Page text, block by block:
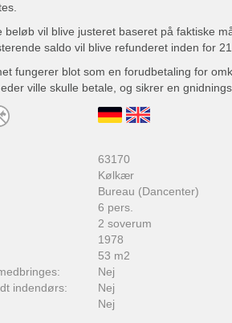
beløb vil blive justeret baseret på faktiske
saldo vil blive refunderet inden for
fungerer blot som en forudbetaling for
ville skulle betale, og sikrer en
63170
Kølkær
Bureau (Dancenter)
6 pers.
2 soverum
1978
53 m2
Nej
indendørs:
Nej
Nej